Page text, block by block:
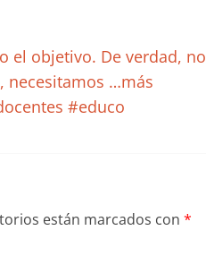
el objetivo. De verdad, no
necesitamos …más
#educo
están marcados con *